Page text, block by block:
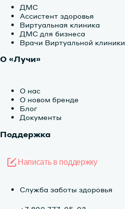
ДМС
Ассистент здоровья
Виртуальная клиника
ДМС для бизнеса
Врачи Виртуальной клиники
О «Лучи»
О нас
О новом бренде
Блог
Документы
Поддержка
Написать в поддержку
Служба заботы здоровья